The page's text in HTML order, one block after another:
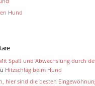
Hund
Spaß und Abwechslung durch
Hitzschlag beim Hund
hier sind die besten